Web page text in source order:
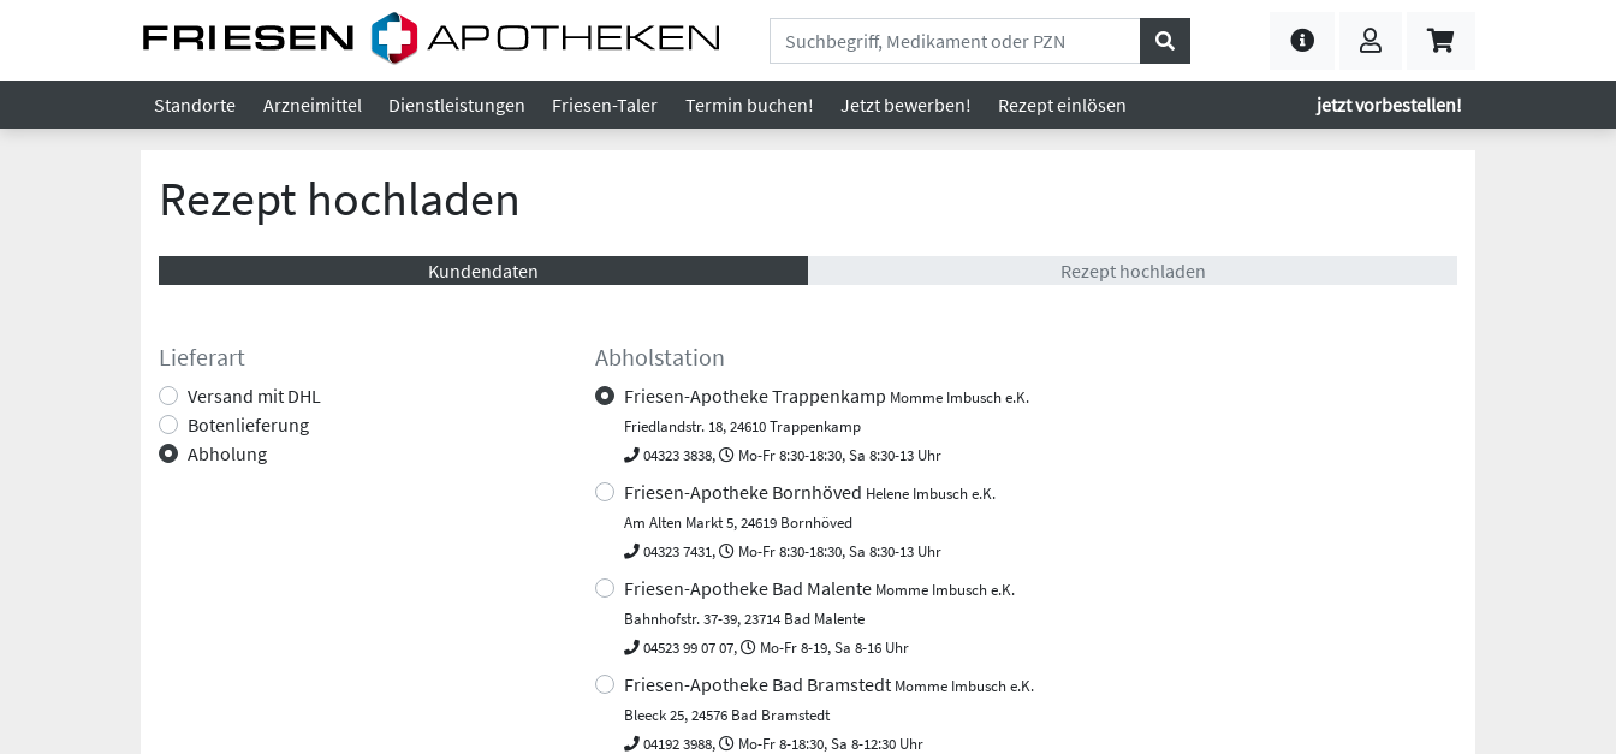
Standorte Arzneimittel Dienstleistungen Friesen-Taler Termin buchen! Jetzt bewerben! Rezepteinlösen jetzt vorbestellen!
Rezept hochladen
Kundendaten Rezept hochladen
Lieferart
Versand mit DHL
Botenlieferung
Abholung
Abholstation
Friesen-Apotheke Trappenkamp Momme Imbusch e.K.
Friedlandstr. 18, 24610 Trappenkamp
04323 3838,
Mo-Fr 8:30-18:30, Sa 8:30-13 Uhr
Friesen-Apotheke Bornhöved Helene Imbusch e.K.
Am Alten Markt 5, 24619 Bornhöved
04323 7431,
Mo-Fr 8:30-18:30, Sa 8:30-13 Uhr
Friesen-Apotheke Bad Malente Momme Imbusch e.K.
Bahnhofstr. 37-39, 23714 Bad Malente
04523 99 07 07,
Mo-Fr 8-19, Sa 8-16 Uhr
Friesen-Apotheke Bad Bramstedt Momme Imbusch e.K.
Bleeck 25, 24576 Bad Bramstedt
04192 3988,
Mo-Fr 8-18:30, Sa 8-12:30 Uhr